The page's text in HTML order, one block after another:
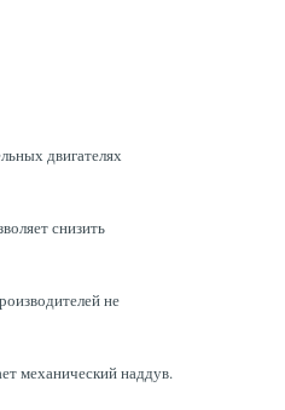
двигателях
снизить
не
механический наддув.